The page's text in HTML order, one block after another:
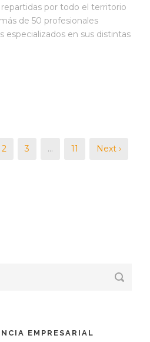
por todo el territorio
de 50 profesionales
especializados en sus distintas
2 3 … 11 Next ›
EMPRESARIAL